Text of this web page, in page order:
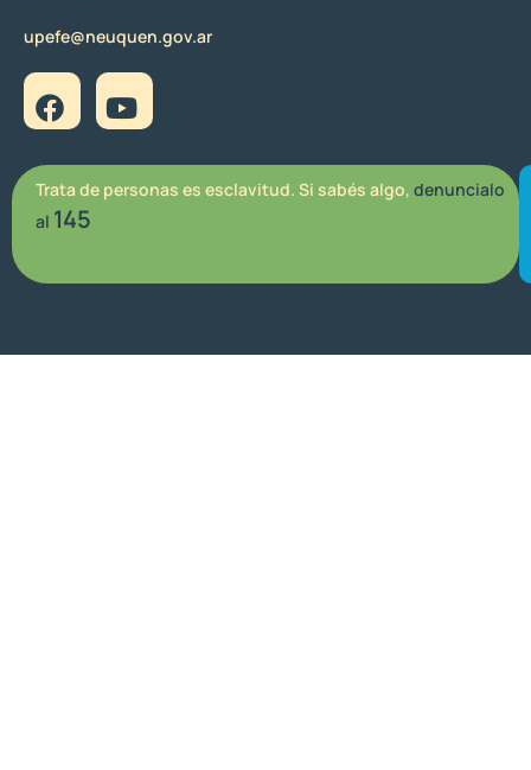
upefe@neuquen.gov.ar
Trata de personas es esclavitud. Si sabés algo, denuncialo
al 145